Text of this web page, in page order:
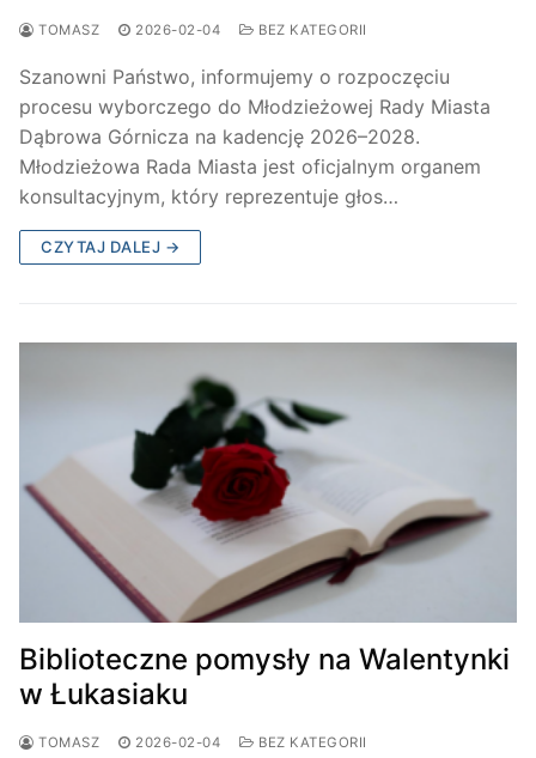
TOMASZ 2026-02-04 BEZ KATEGORII
Szanowni Państwo, informujemy o rozpoczęciu
procesu wyborczego do Młodzieżowej Rady Miasta
Dąbrowa Górnicza na kadencję 2026–2028.
Młodzieżowa Rada Miasta jest oficjalnym organem
konsultacyjnym, który reprezentuje głos…
CZYTAJ DALEJ →
Biblioteczne pomysły na Walentynki
w Łukasiaku
TOMASZ 2026-02-04 BEZ KATEGORII